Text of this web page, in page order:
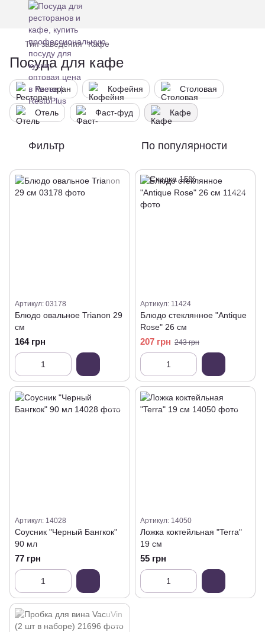
Тип заведения Кафе
Посуда для кафе
Ресторан Кофейня Столовая
Отель Фаст-фуд Кафе
Фильтр По популярности
Артикул: 03178
Блюдо овальное Trianon 29
см
164 грн
Артикул: 11424
Блюдо стеклянное "Antique
Rose" 26 см
207 грн 243 грн
Артикул: 14028
Соусник "Черный Бангкок"
90 мл
77 грн
Артикул: 14050
Ложка коктейльная "Terra"
19 см
55 грн